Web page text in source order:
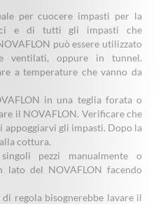
per cuocere impasti per la
e di tutti gli impasti che
può essere utilizzato
oppure in tunnel.
a temperature che vanno da
in una teglia forata o
il NOVAFLON. Verificare che
appoggiarvi gli impasti. Dopo la
cottura.
pezzi manualmente o
lato del NOVAFLON facendo
regola bisognerebbe lavare il